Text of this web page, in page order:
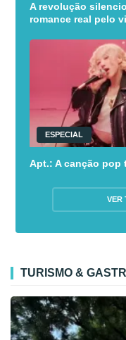
A revolução
romance real pelo
ESPECIAL
Apt.: A canção pop
VER
TURISMO &